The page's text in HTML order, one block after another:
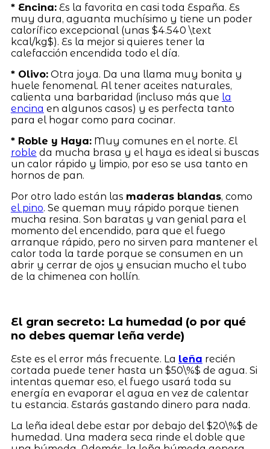
* Encina:Es la favorita en casi toda España. Es
muy dura, aguanta muchísimo y tiene un poder
calorífico excepcional (unas $4.540 \text
kcal/kg$). Es la mejor si quieres tener la
calefacción encendida todo el día.
* Olivo:Otra joya. Da una llama muy bonita y
huele fenomenal. Al tener aceites naturales,
calienta una barbaridad (incluso más que la
encina en algunos casos) y es perfecta tanto
para el hogar como para cocinar.
* Roble y Haya:Muy comunes en el norte. El
roble da mucha brasa y el haya es ideal si buscas
un calor rápido y limpio, por eso se usa tanto en
hornos de pan.
Por otro lado están las maderas blandas, como
el pino. Se queman muy rápido porque tienen
mucha resina. Son baratas y van genial para el
momento del encendido, para que el fuego
arranque rápido, pero no sirven para mantener el
calor toda la tarde porque se consumen en un
abrir y cerrar de ojos y ensucian mucho el tubo
de la chimenea con hollín.
El gran secreto: La humedad (o por qué
no debes quemar leña verde)
Este es el error más frecuente. La leña recién
cortada puede tener hasta un $50\%$ de agua. Si
intentas quemar eso, el fuego usará toda su
energía en evaporar el agua en vez de calentar
tu estancia. Estarás gastando dinero para nada.
La leña ideal debe estar por debajo del $20\%$ de
humedad. Una madera seca rinde el doble que